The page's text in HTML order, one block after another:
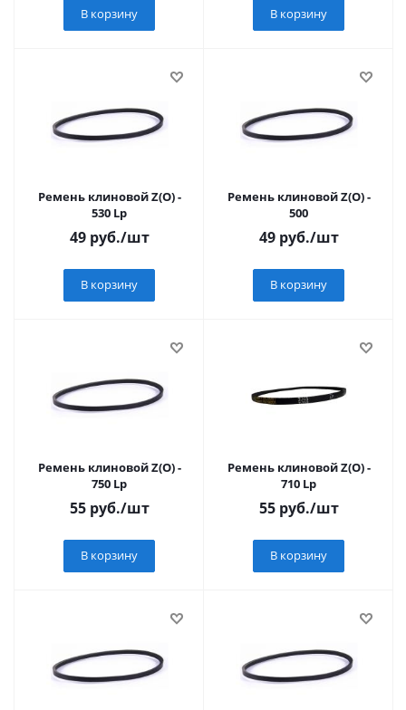
В корзину В корзину
Ремень клиновой Z(О) -
530 Lp
49руб./шт
В корзину
Ремень клиновой Z(О) -
500
49руб./шт
В корзину
Ремень клиновой Z(О) -
750 Lp
55руб./шт
В корзину
Ремень клиновой Z(О) -
710 Lp
55руб./шт
В корзину